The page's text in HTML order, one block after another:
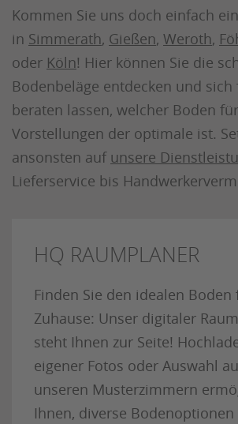
Kommen Sie uns doch einfach
in Simmerath, Gießen, Weroth,
oder Köln! Hier können Sie die
Bodenbeläge entdecken und sich
beraten lassen, welcher Boden
Vorstellungen der optimale ist.
ansonsten auf unsere
Lieferservice bis
HQ RAUMPLANER
Finden Sie den idealen Boden
Zuhause: Unser digitaler
steht Ihnen zur Seite!
eigener Fotos oder Auswahl
unseren Musterzimmern
Ihnen, diverse Bodenoptionen